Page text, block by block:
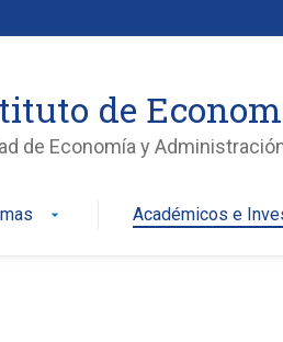
de
de Economía y
arrow_drop_down Académicos e